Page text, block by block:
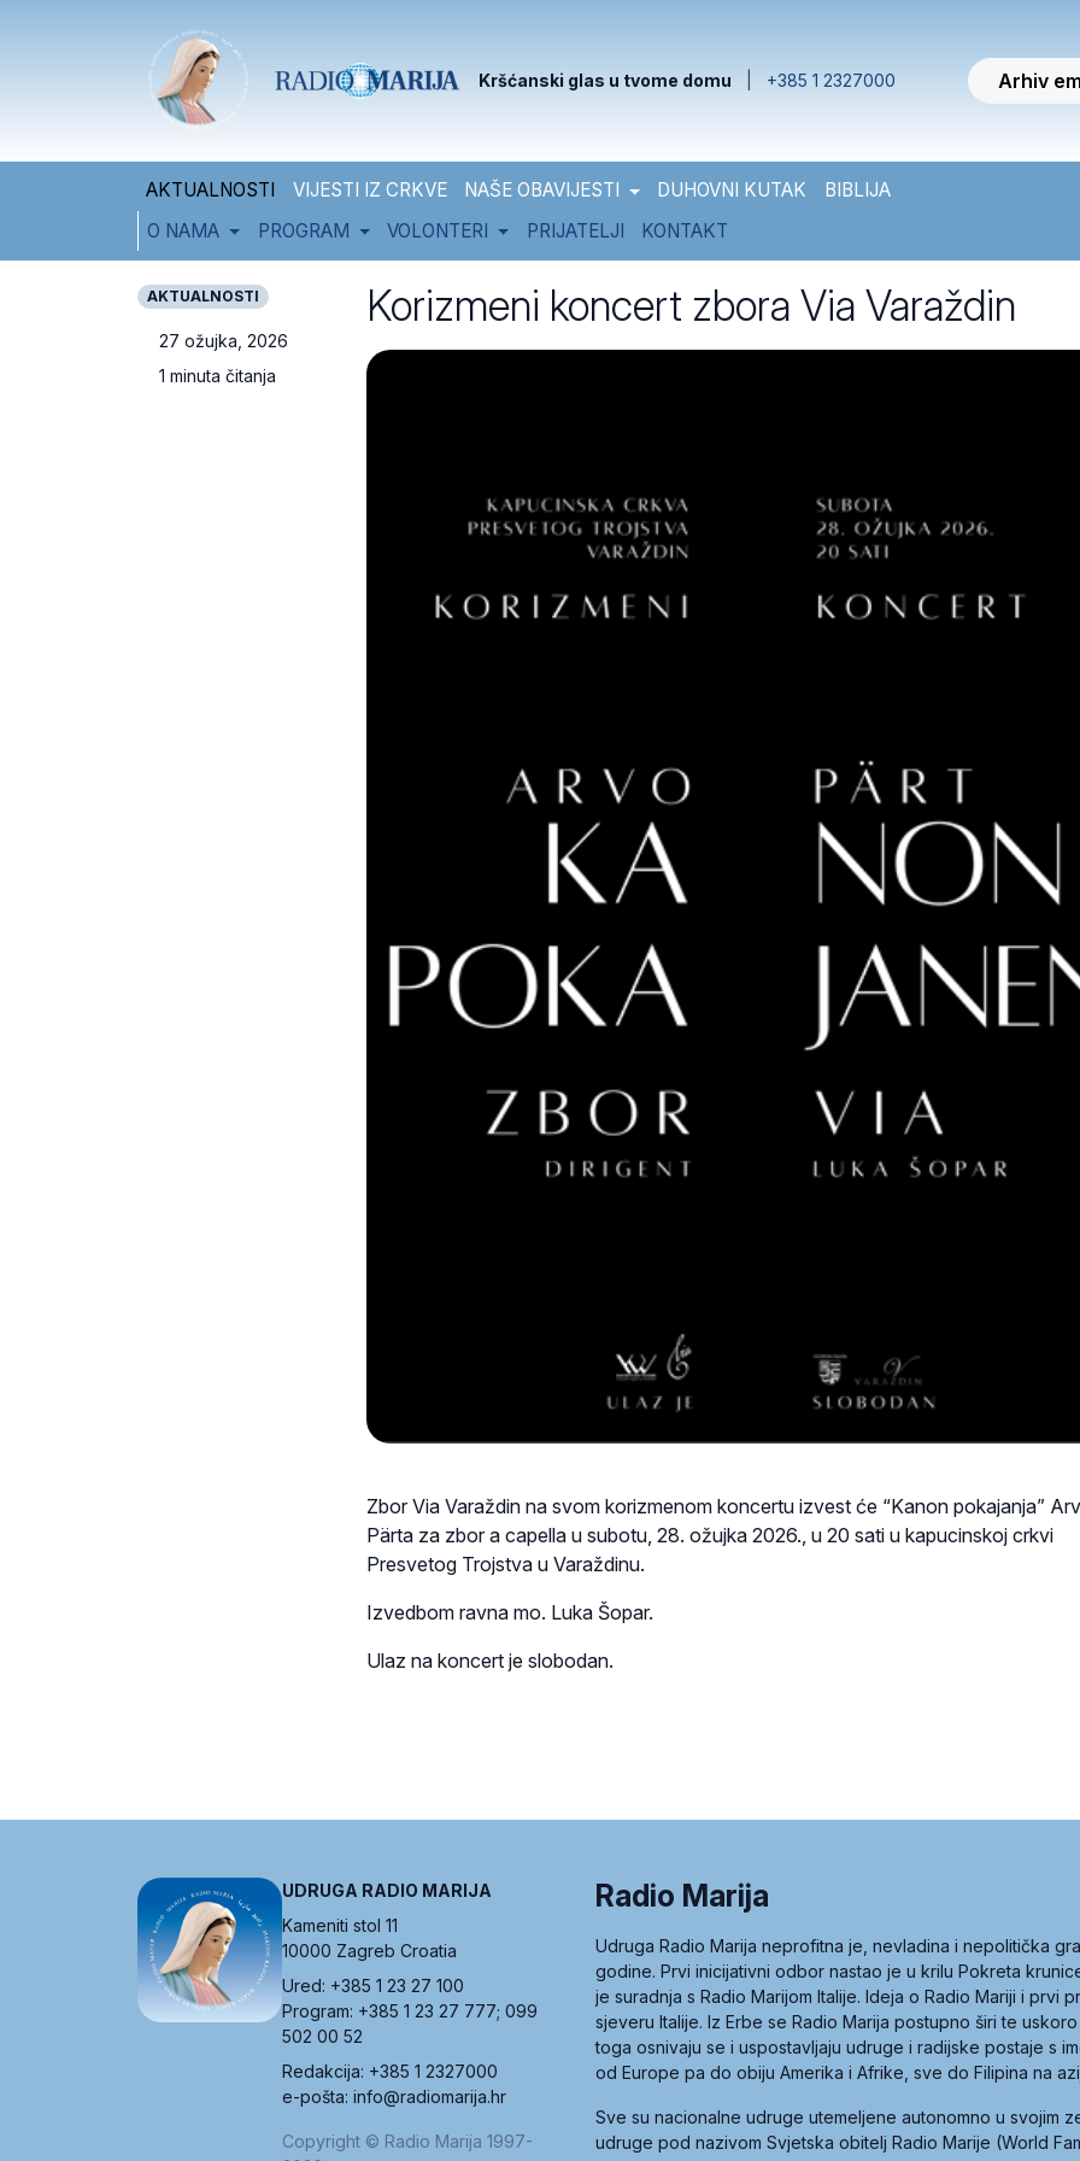
Kršćanski glas u tvome domu +385 1 2327000 Arhiv
AKTUALNOSTI VIJESTI IZ CRKVE NAŠE OBAVIJESTI DUHOVNI KUTAK
BIBLIJA
O NAMA
PROGRAM VOLONTERI PRIJATELJI KONTAKT
AKTUALNOSTI
27 ožujka, 2026
1 minuta čitanja
Korizmeni koncert zbora Via Varaždin
Zbor Via Varaždin na svom korizmenom koncertu izvest će “Kanon pokajanja”
Pärta za zbor a capella u subotu, 28. ožujka 2026., u 20 sati u kapucinskoj crkvi
Presvetog Trojstva u Varaždinu.
Izvedbom ravna mo. Luka Šopar.
Ulaz na koncert je slobodan.
UDRUGA RADIO MARIJA
Kameniti stol 11
10000 Zagreb Croatia
Ured: +385 1 23 27 100
Program: +385 1 23 27 777; 099
502 00 52
Redakcija: +385 1 2327000
e-pošta: info@radiomarija.hr
Copyright © Radio Marija 1997-
Radio Marija
Udruga Radio Marija neprofitna je, nevladina i nepolitička
godine. Prvi inicijativni odbor nastao je u krilu Pokreta
je suradnja s Radio Marijom Italije. Ideja o Radio Mariji i prvi
sjeveru Italije. Iz Erbe se Radio Marija postupno širi te
toga osnivaju se i uspostavljaju udruge i radijske postaje s
od Europe pa do obiju Amerika i Afrike, sve do Filipina na
Sve su nacionalne udruge utemeljene autonomno u svojim
udruge pod nazivom Svjetska obitelj Radio Marije (World